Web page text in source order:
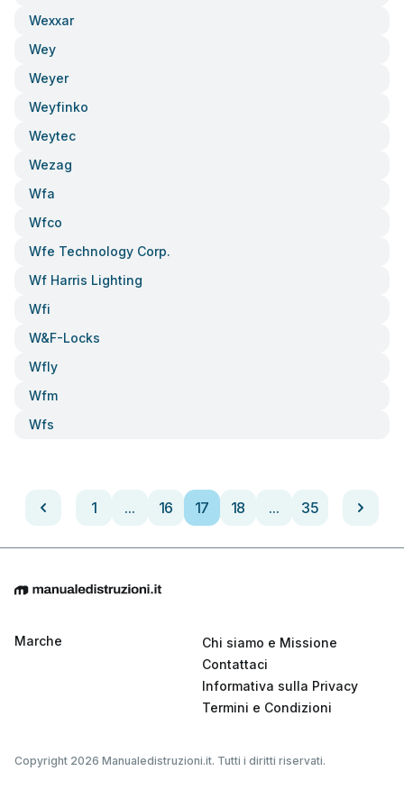
Wexxar
Wey
Weyer
Weyfinko
Weytec
Wezag
Wfa
Wfco
Wfe Technology Corp.
Wf Harris Lighting
Wfi
W&f-Locks
Wfly
Wfm
Wfs
1 ... 16 17 18 ... 35
Marche
Chi siamo e Missione
Contattaci
Informativa sulla Privacy
Termini e Condizioni
Copyright 2026 Manualedistruzioni.it. Tutti i diritti riservati.